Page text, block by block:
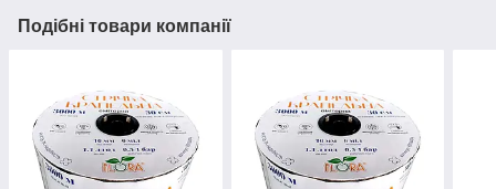
Подібні товари компанії